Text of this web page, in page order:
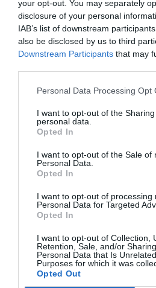
your opt-out. You may separately
disclosure of your personal
IAB’s list of downstream
also be disclosed by us to third
Downstream Participants that may
Personal Data Processing Opt
I want to opt-out of the
personal data.
Opted In
I want to opt-out of the Sale of
Personal Data.
Opted In
I want to opt-out of processing
Personal Data for Targeted
Opted In
I want to opt-out of Collection,
Retention, Sale, and/or
Personal Data that Is
Purposes for which it was
Opted Out
Francesc Pla
Milagros
como
07/06/2022
La nueva
Kern Pharma inicia la renovación
Noticias y novedades Redacción
Kern Pharma inicia un cambio de
implementará progresivamente a partir